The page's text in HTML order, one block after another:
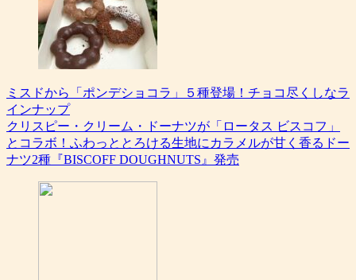
ミスドから「ポンデショコラ」５種登場！チョコ尽くしなラ
インナップ
クリスピー・クリーム・ドーナツが「ロータス ビスコフ」
とコラボ！ふわっととろける生地にカラメルが甘く香るドー
ナツ2種『BISCOFF DOUGHNUTS』発売